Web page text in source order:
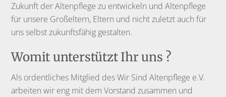
Zukunft der Altenpflege zu entwickeln und Altenpflege
für unsere Großeltern, Eltern und nicht zuletzt auch für
uns selbst zukunftsfähig gestalten.
Womit unterstützt Ihr uns ?
Als ordentliches Mitglied des Wir Sind Altenpflege e.V.
arbeiten wir eng mit dem Vorstand zusammen und